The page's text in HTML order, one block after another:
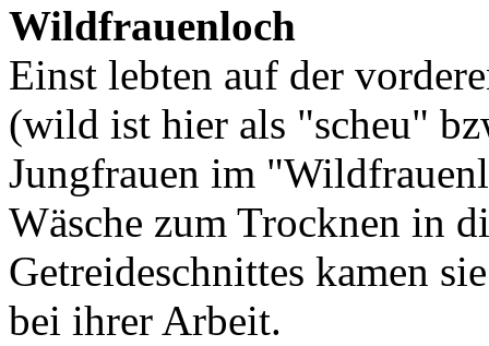
Wildfrauenloch
Einst lebten auf der
(wild ist hier als "scheu"
Jungfrauen im
Wäsche zum Trocknen in
Getreideschnittes kamen
bei ihrer Arbeit.